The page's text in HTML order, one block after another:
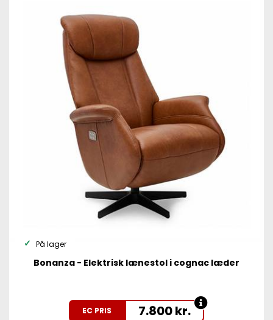
På lager
Bonanza - Elektrisk lænestol i cognac læder
EC PRIS 7.800kr.